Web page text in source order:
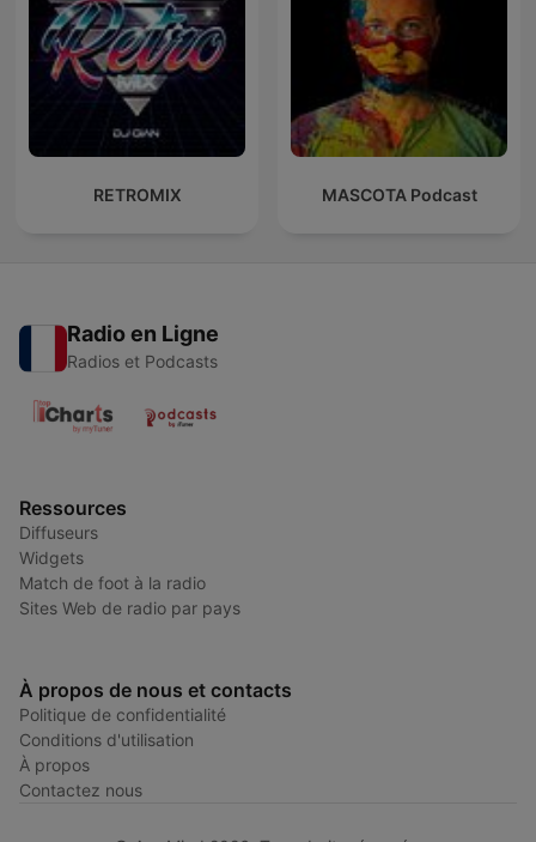
RETROMIX MASCOTA Podcast
Radio en Ligne
Radios et Podcasts
Ressources
Diffuseurs
Widgets
Match de foot à la radio
Sites Web de radio par pays
À propos de nous et contacts
Politique de confidentialité
Conditions d'utilisation
À propos
Contactez nous